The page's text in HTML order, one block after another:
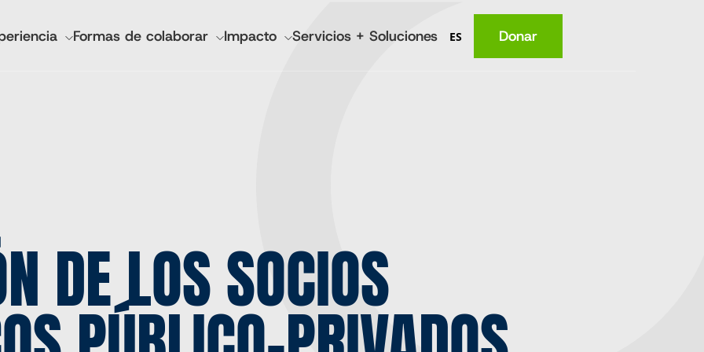
Cadasta
Formas de colaborar Impacto Servicios + Soluciones ES Donar
DE LOS SOCIOS